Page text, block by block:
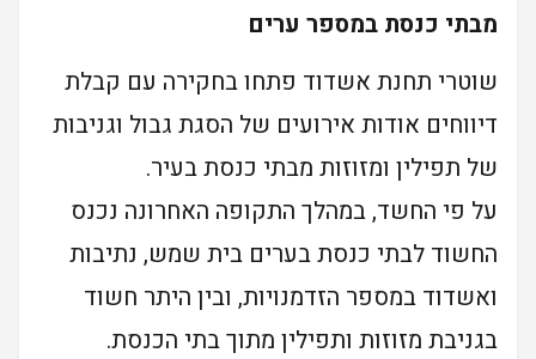
מבתי כנסת במספר ערים
שוטרי תחנת אשדוד פתחו בחקירה עם קבלת
דיווחים אודות אירועים של הסגת גבול וגניבות
של תפילין ומזוזות מבתי כנסת בעיר.
על פי החשד, במהלך התקופה האחרונה נכנס
החשוד לבתי כנסת בערים בית שמש, נתיבות
ואשדוד במספר הזדמנויות, ובין היתר חשוד
בגניבת מזוזות ותפילין מתוך בתי הכנסת.